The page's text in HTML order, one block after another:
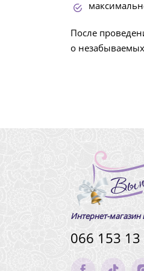
После
о
Интернет-магазин
066 153 13